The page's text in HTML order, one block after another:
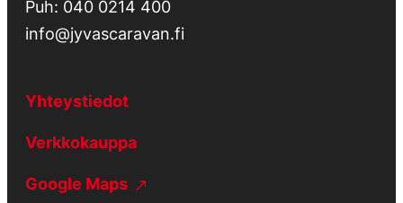
Puh: 040 0214 400
info@jyvascaravan.fi
Yhteystiedot
Verkkokauppa
Google Maps